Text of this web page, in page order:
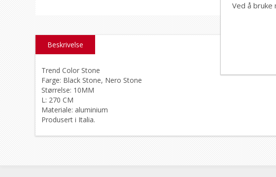
Beskrivelse
Trend Color Stone
Farge: Black Stone, Nero Stone
Størrelse: 10MM
L: 270 CM
Materiale: aluminium
Produsert i Italia.
Ved å